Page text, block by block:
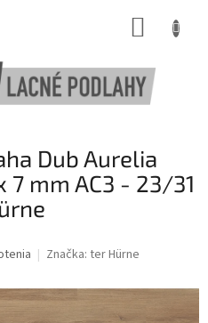
Dub Aurelia
7 mm AC3 - 23/31
Značka: ter Hürne